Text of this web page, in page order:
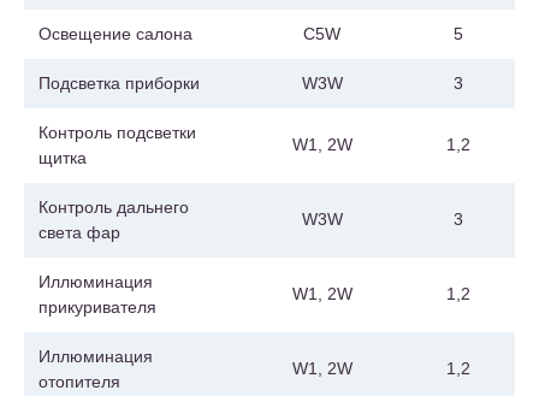
Освещение салона C5W 5
Подсветка приборки W3W 3
Контроль подсветки
щитка
W1, 2W 1,2
Контроль дальнего
света фар
W3W 3
Иллюминация
прикуривателя
W1, 2W 1,2
Иллюминация
отопителя
W1, 2W 1,2